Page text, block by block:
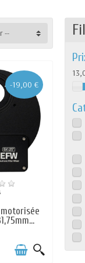
Elles sont
de
le courant
Les
de capteurs
de 1,2 à 2,07
Moins
pixels garantit
--
-19,00 €